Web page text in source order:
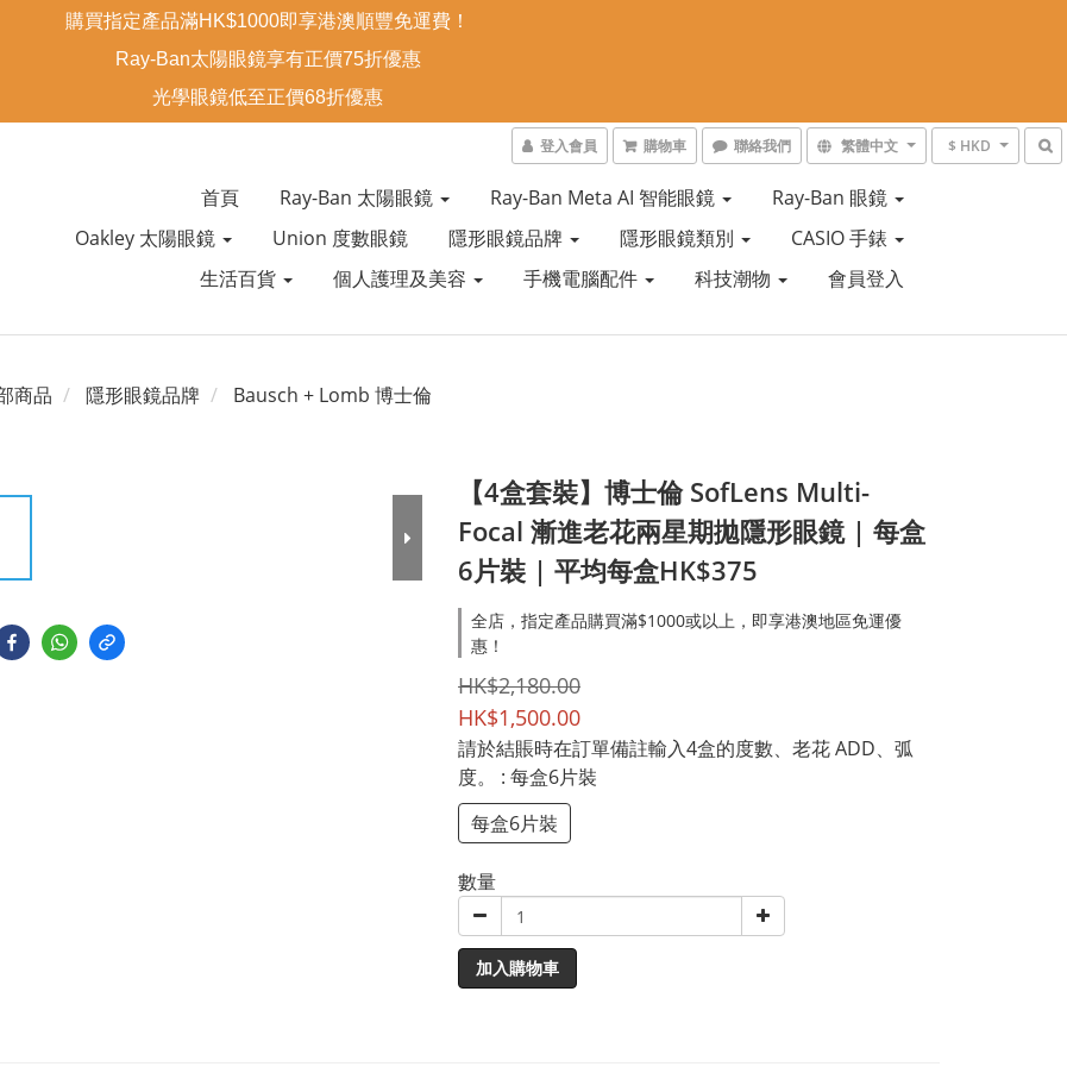
登入會員 購物車 聯絡我們 繁體中文 $ HKD
首頁 Ray-Ban 太陽眼鏡 Ray-Ban Meta AI 智能眼鏡
Ray-Ban 眼鏡
Oakley 太陽眼鏡
Union 度數眼鏡 隱形眼鏡品牌 隱形眼鏡類別
CASIO 手錶
生活百貨
個人護理及美容 手機電腦配件 科技潮物 會員登入
商品 隱形眼鏡品牌 Bausch + Lomb 博士倫
【4盒套裝】博士倫 SofLens Multi-
Focal 漸進老花兩星期拋隱形眼鏡 | 每盒
6片裝 | 平均每盒HK$375
全店，指定產品購買滿$1000或以上，即享港澳地區免運優
惠！
HK$2,180.00
HK$1,500.00
請於結賬時在訂單備註輸入4盒的度數、老花 ADD、弧
度。 : 每盒6片裝
每盒6片裝
數量
加入購物車
購買指定產品滿HK$1000即享港澳順豐免運費！
Ray-Ban太陽眼鏡享有正價75折優惠
光學眼鏡低至正價68折優惠